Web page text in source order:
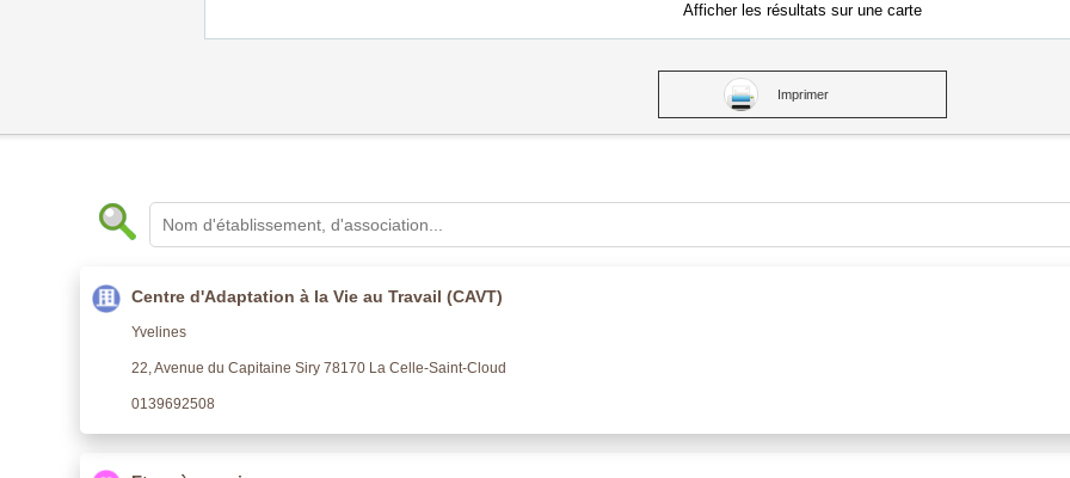
Afficher les résultats sur une carte
Imprimer
Centre d'Adaptation à la Vie au Travail (CAVT)
Yvelines
22, Avenue du Capitaine Siry 78170 La Celle-Saint-Cloud
0139692508